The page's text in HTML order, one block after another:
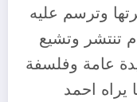
وترسم عليه
تنتشر وتشيع
عامة وفلسفة
احمد